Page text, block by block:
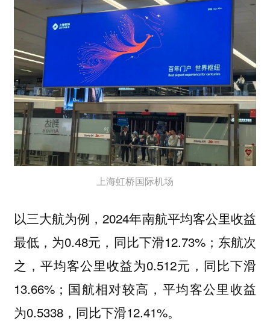
上海虹桥国际机场
以三大航为例，2024年南航平均客公里收益
最低，为0.48元，同比下滑12.73%；东航次
之，平均客公里收益为0.512元，同比下滑
13.66%；国航相对较高，平均客公里收益
为0.5338，同比下滑12.41%。